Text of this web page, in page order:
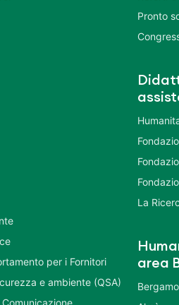
per i Fornitori
e ambiente (QSA)
Pronto
La
area
Bergamo